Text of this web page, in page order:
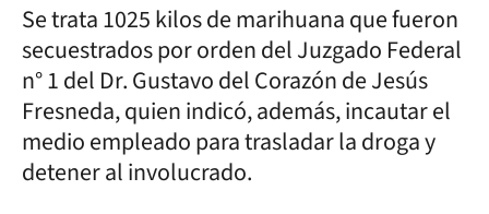
Se trata 1025 kilos de marihuana que fueron
secuestrados por orden del Juzgado Federal
n° 1 del Dr. Gustavo del Corazón de Jesús
Fresneda, quien indicó, además, incautar el
medio empleado para trasladar la droga y
detener al involucrado.